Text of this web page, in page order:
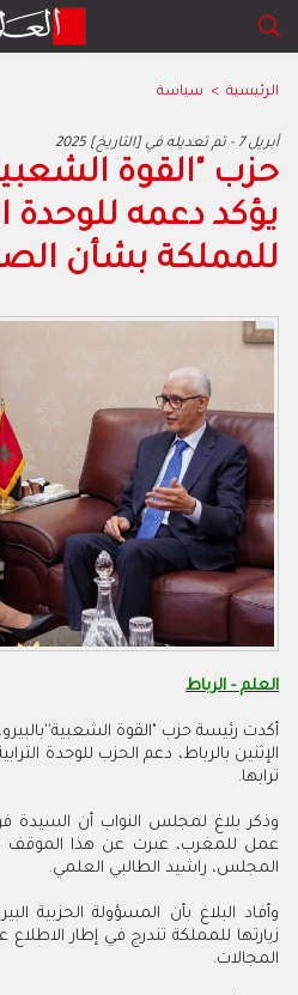
الرئيسية > سياسة
2025 أبريل 7 - تم تعديله في [التاريخ]
حزب "القوة
يؤكد دعمه للوحدة
للمملكة بشأن
العلم - الرباط
أكدت رئيسة حزب "القوة
الإثنين بالرباط، دعم الحزب للوحدة
ترابها.
وذكر بلاغ لمجلس النواب أن السيدة
عمل للمغرب، عبرت عن هذا الموقف
المجلس، راشيد الطالبي العلمي.
وأفاد البلاغ بأن المسؤولة الحزبية
زيارتها للمملكة تندرج في إطار
المجالات.